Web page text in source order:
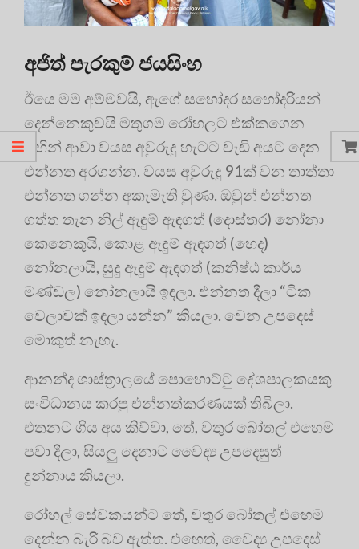
අජිත් පැරකුම් ජයසිංහ
ඊයෙ මම අම්මවයි, ඇගේ සහෝදර සහෝදරියන්
දෙන්නෙකුවයි මතුගම රෝහලට එක්කගෙන
ගිහින් ආවා වයස අවුරුදු හැටට වැඩි අයට දෙන
එන්නත අරගන්න. වයස අවුරුදු 91ක් වන තාත්තා
එන්නත ගන්න අකැමැති වුණා. ඔවුන් එන්නත
ගත්ත තැන නිල් ඇඳුම් ඇඳගත් (දොස්තර) නෝනා
කෙනෙකුයි, කොළ ඇඳුම් ඇඳගත් (හෙද)
නෝනලායි, සුදු ඇඳුම් ඇඳගත් (කනිෂ්ඨ කාර්ය
මණ්ඩල) නෝනලායි ඉඳලා. එන්නත දීලා “ටික
වෙලාවක් ඉඳලා යන්න” කියලා. වෙන උපදෙස්
මොකුත් නැහැ.
ආනන්ද ශාස්ත්‍රාලයේ පොහොට්ටු දේශපාලකයකු
සංවිධානය කරපු එන්නත්කරණයක් තිබිලා.
එතනට ගිය අය කිව්වා, තේ, වතුර බෝතල් එහෙම
පවා දීලා, සියලු දෙනාට වෛද්‍ය උපදෙසුත්
දුන්නාය කියලා.
රෝහල් සේවකයන්ට තේ, වතුර බෝතල් එහෙම
දෙන්න බැරි බව ඇත්ත. එහෙත්, වෛද්‍ය උපදෙස්